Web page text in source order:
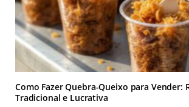
Como Fazer Quebra-Queixo para Vender:
Tradicional e Lucrativa